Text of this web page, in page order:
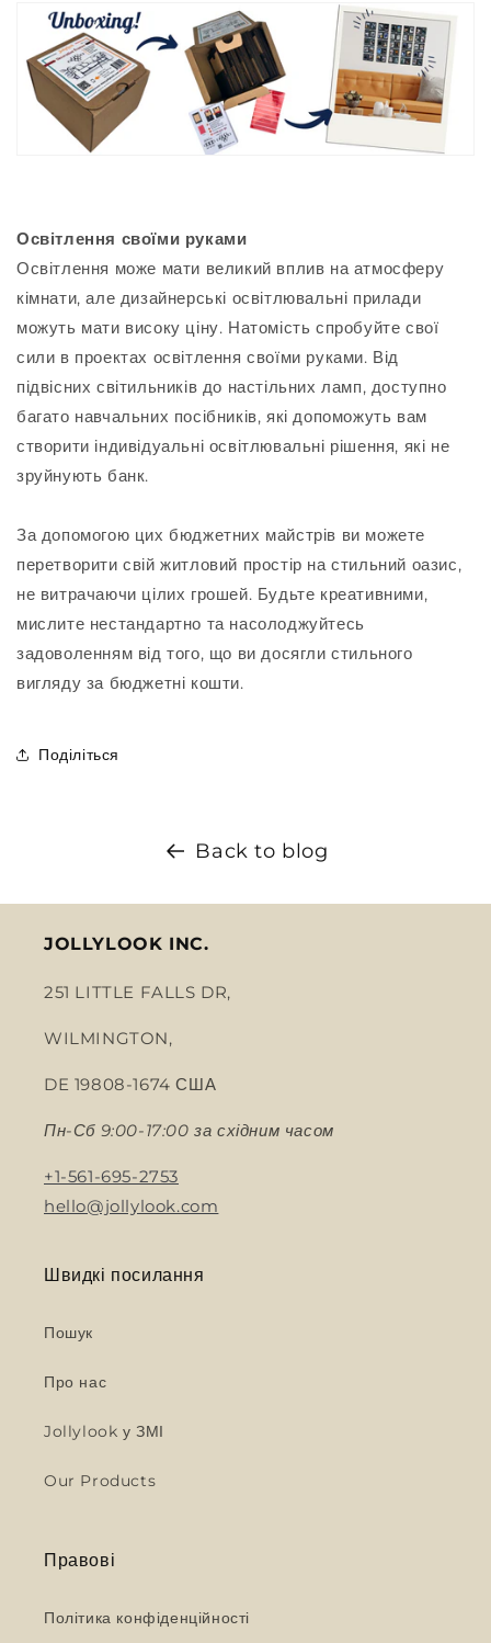
Освітлення своїми руками
Освітлення може мати великий вплив на атмосферу
кімнати, але дизайнерські освітлювальні прилади
можуть мати високу ціну. Натомість спробуйте свої
сили в проектах освітлення своїми руками. Від
підвісних світильників до настільних ламп, доступно
багато навчальних посібників, які допоможуть вам
створити індивідуальні освітлювальні рішення, які не
зруйнують банк.
За допомогою цих бюджетних майстрів ви можете
перетворити свій житловий простір на стильний оазис,
не витрачаючи цілих грошей. Будьте креативними,
мислите нестандартно та насолоджуйтесь
задоволенням від того, що ви досягли стильного
вигляду за бюджетні кошти.
Поділіться
Back to blog
JOLLYLOOK INC.
251 LITTLE FALLS DR,
WILMINGTON,
DE 19808-1674 США
Пн-Сб 9:00-17:00 за східним часом
+1-561-695-2753
hello@jollylook.com
Швидкі посилання
Пошук
Про нас
Jollylook у ЗМІ
Our Products
Правові
Політика конфіденційності